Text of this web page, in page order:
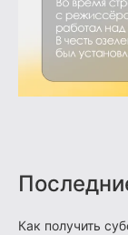
Как получить